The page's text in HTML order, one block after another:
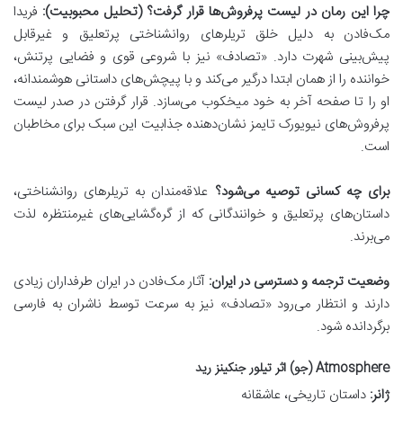
چرا این رمان در لیست پرفروش‌ها قرار گرفت؟ (تحلیل محبوبیت): فریدا
مک‌فادن به دلیل خلق تریلرهای روانشناختی پرتعلیق و غیرقابل
پیش‌بینی شهرت دارد. «تصادف» نیز با شروعی قوی و فضایی پرتنش،
خواننده را از همان ابتدا درگیر می‌کند و با پیچش‌های داستانی هوشمندانه،
او را تا صفحه آخر به خود میخکوب می‌سازد. قرار گرفتن در صدر لیست
پرفروش‌های نیویورک تایمز نشان‌دهنده جذابیت این سبک برای مخاطبان
است.
برای چه کسانی توصیه می‌شود؟ علاقه‌مندان به تریلرهای روانشناختی،
داستان‌های پرتعلیق و خوانندگانی که از گره‌گشایی‌های غیرمنتظره لذت
می‌برند.
وضعیت ترجمه و دسترسی در ایران: آثار مک‌فادن در ایران طرفداران زیادی
دارند و انتظار می‌رود «تصادف» نیز به سرعت توسط ناشران به فارسی
برگردانده شود.
Atmosphere (جو) اثر تیلور جنکینز رید
ژانر: داستان تاریخی، عاشقانه